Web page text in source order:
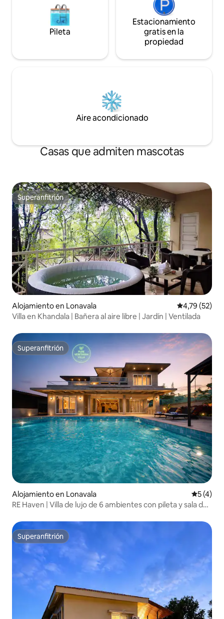
Pileta
Estacionamiento
gratis en la
propiedad
Aire acondicionado
Casas que admiten mascotas
Superanfitrión
Superanfitrión
Alojamiento en Lonavala Calificación
4,79 (52)
Villa en Khandala | Bañera al aire libre | Jardín | Ventilada
Superanfitrión
Superanfitrión
Alojamiento en Lonavala
5 (4)
RE Haven | Villa de lujo de 6 ambientes con pileta y sala de
Superanfitrión
Superanfitrión